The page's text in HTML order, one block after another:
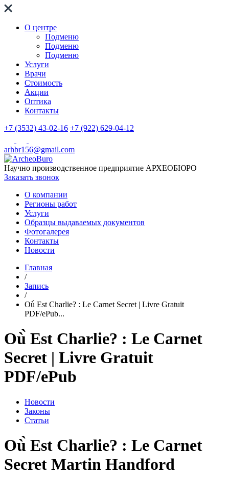
О центре
Подменю
Подменю
Подменю
Услуги
Врачи
Стоимость
Акции
Оптика
Контакты
+7 (3532) 43-02-16 +7 (922) 629-04-12
arhbr156@gmail.com
Научно производственное предприятие АРХЕОБЮРО
Заказать звонок
О компании
Регионы работ
Услуги
Образцы выдаваемых документов
Фотогалерея
Контакты
Новости
Главная
/
Запись
/
Où̀ Est Charlie? : Le Carnet Secret | Livre Gratuit
PDF/ePub...
Où̀ Est Charlie? : Le Carnet
Secret | Livre Gratuit
PDF/ePub
Новости
Законы
Статьи
Où̀ Est Charlie? : Le Carnet
Secret Martin Handford